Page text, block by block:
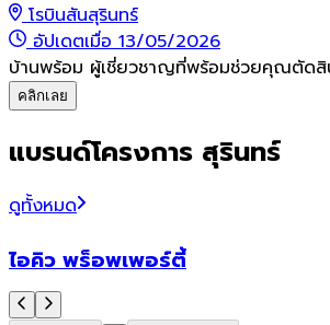
โรบินสันสุรินทร์
อัปเดตเมื่อ 13/05/2026
บ้านพร้อม ผู้เชี่ยวชาญที่พร้อมช่วยคุณตัดสิ
คลิกเลย
แบรนด์โครงการ สุรินทร์
ดูทั้งหมด
ไอคิว พร็อพเพอร์ตี้